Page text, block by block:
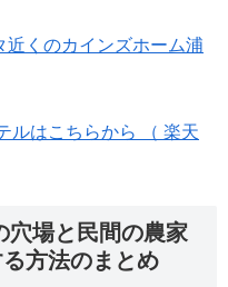
くのカインズホーム浦
ルはこちらから （ 楽天
穴場と民間の農家
方法のまとめ